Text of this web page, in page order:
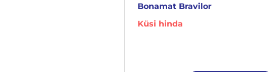
Bonamat Bravilor
Küsi hinda